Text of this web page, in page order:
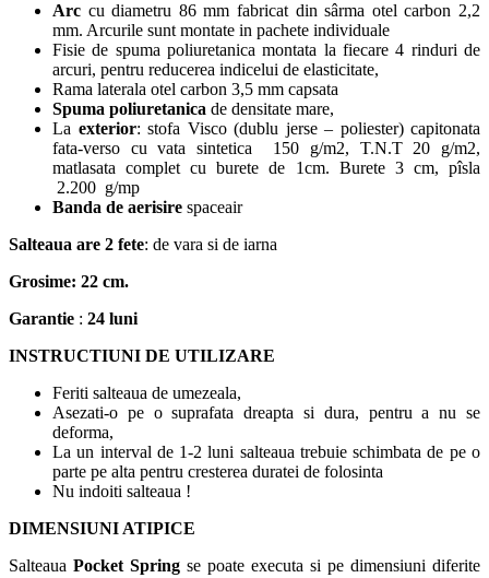
Arc cu diametru 86 mm fabricat din sârma otel carbon 2,2
mm. Arcurile sunt montate in pachete individuale
Fisie de spuma poliuretanica montata la fiecare 4 rinduri de
arcuri, pentru reducerea indicelui de elasticitate,
Rama laterala otel carbon 3,5 mm capsata
Spuma poliuretanica de densitate mare,
La exterior: stofa Visco (dublu jerse – poliester) capitonata
fata-verso cu vata sintetica 150 g/m2, T.N.T 20 g/m2,
matlasata complet cu burete de 1cm. Burete 3 cm, pîsla
2.200 g/mp
Banda de aerisire spaceair
Salteaua are 2 fete: de vara si de iarna
Grosime: 22 cm.
Garantie : 24 luni
INSTRUCTIUNI DE UTILIZARE
Feriti salteaua de umezeala,
Asezati-o pe o suprafata dreapta si dura, pentru a nu se
deforma,
La un interval de 1-2 luni salteaua trebuie schimbata de pe o
parte pe alta pentru cresterea duratei de folosinta
Nu indoiti salteaua !
DIMENSIUNI ATIPICE
Salteaua Pocket Spring se poate executa si pe dimensiuni diferite